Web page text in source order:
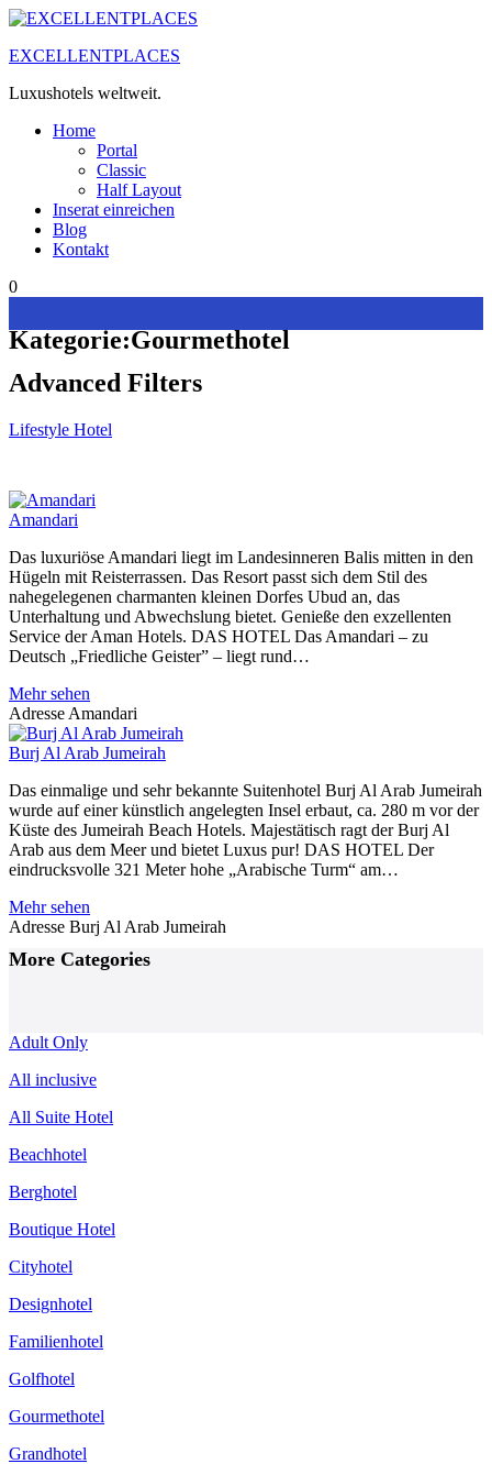
Zum
springen
EXCELLENTPLACES
Luxushotels weltweit.
Home
Portal
Classic
Half Layout
Inserat einreichen
Blog
Kontakt
0
Kategorie:Gourmethotel
Advanced Filters
Lifestyle Hotel
Amandari
Das luxuriöse Amandari liegt im Landesinneren Balis mitten in den
Hügeln mit Reisterrassen. Das Resort passt sich dem Stil des
nahegelegenen charmanten kleinen Dorfes Ubud an, das
Unterhaltung und Abwechslung bietet. Genieße den exzellenten
Service der Aman Hotels. DAS HOTEL Das Amandari – zu
Deutsch „Friedliche Geister” – liegt rund…
Mehr sehen
Adresse Amandari
Burj Al Arab Jumeirah
Das einmalige und sehr bekannte Suitenhotel Burj Al Arab Jumeirah
wurde auf einer künstlich angelegten Insel erbaut, ca. 280 m vor der
Küste des Jumeirah Beach Hotels. Majestätisch ragt der Burj Al
Arab aus dem Meer und bietet Luxus pur! DAS HOTEL Der
eindrucksvolle 321 Meter hohe „Arabische Turm“ am…
Mehr sehen
Adresse Burj Al Arab Jumeirah
Posts
Navigation
More Categories
Adult Only
All inclusive
All Suite Hotel
Beachhotel
Berghotel
Boutique Hotel
Cityhotel
Designhotel
Familienhotel
Golfhotel
Gourmethotel
Grandhotel